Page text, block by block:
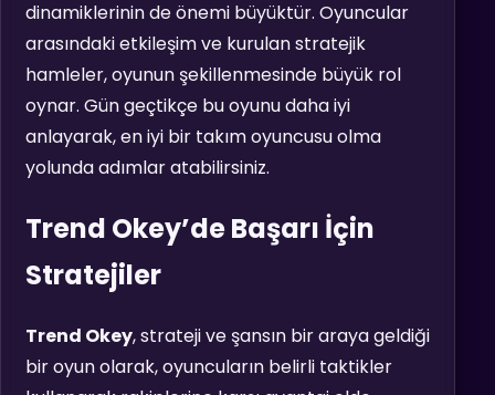
dinamiklerinin de önemi büyüktür. Oyuncular
arasındaki etkileşim ve kurulan stratejik
hamleler, oyunun şekillenmesinde büyük rol
oynar. Gün geçtikçe bu oyunu daha iyi
anlayarak, en iyi bir takım oyuncusu olma
yolunda adımlar atabilirsiniz.
Trend Okey’de Başarı İçin
Stratejiler
Trend Okey, strateji ve şansın bir araya geldiği
bir oyun olarak, oyuncuların belirli taktikler